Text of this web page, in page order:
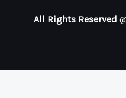
All Rights Reserved